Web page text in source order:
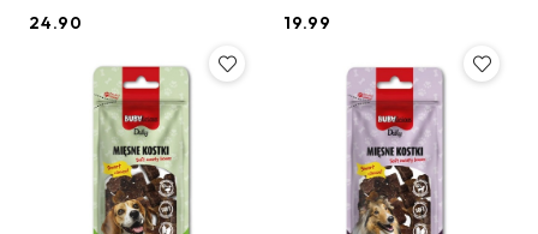
Cena:
24.90
Cena:
19.99